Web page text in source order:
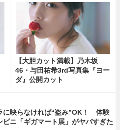
【大胆カット満載】乃木坂
46・与田祐希3rd写真集『ヨー
ダ』公開カット
に映らなければ“盗み”OK！ 体験
ビニ「ギガマート展」がヤバすぎた